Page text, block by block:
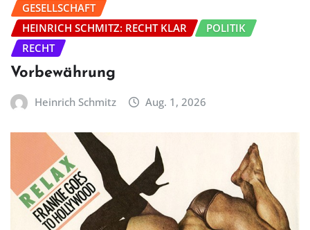
GESELLSCHAFT
HEINRICH SCHMITZ: RECHT KLAR
POLITIK
RECHT
Vorbewährung
Heinrich Schmitz Aug. 1, 2026